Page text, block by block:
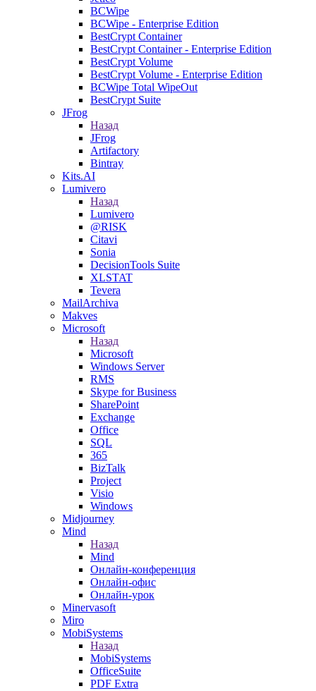
BCWipe
BCWipe - Enterprise Edition
BestCrypt Container
BestCrypt Container - Enterprise Edition
BestCrypt Volume
BestCrypt Volume - Enterprise Edition
BCWipe Total WipeOut
BestCrypt Suite
JFrog
Назад
JFrog
Artifactory
Bintray
Kits.AI
Lumivero
Назад
Lumivero
@RISK
Citavi
Sonia
DecisionTools Suite
XLSTAT
Tevera
MailArchiva
Makves
Microsoft
Назад
Microsoft
Windows Server
RMS
Skype for Business
SharePoint
Exchange
Office
SQL
365
BizTalk
Project
Visio
Windows
Midjourney
Mind
Назад
Mind
Онлайн-конференция
Онлайн-офис
Онлайн-урок
Minervasoft
Miro
MobiSystems
Назад
MobiSystems
OfficeSuite
PDF Extra